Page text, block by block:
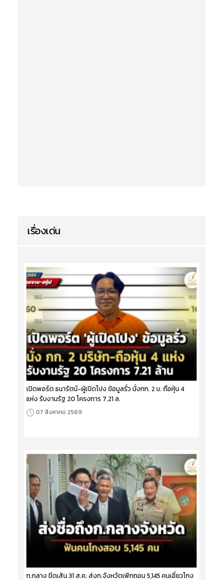
เรื่องเด่น
เปิดพอร์ต ธนารัตน์-ผู้เปิดโปง ข้อมูลรั่ว นั่งกก. 2 บ. ถือหุ้น 4
แห่ง รับงานรัฐ 20 โครงการ 7.21 ล.
07 สิงหาคม 2569
ก.กลาง ขีดเส้น 31 ส.ค. ส่งก.จังหวัดเพิกถอน 5,145 คนเอี่ยวโกง